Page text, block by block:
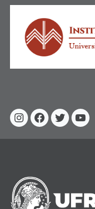
Instagram
Facebook
Twitter